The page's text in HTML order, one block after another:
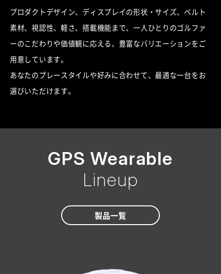
プロダクトデザイン、ディスプレイの形状・サイズ、ベルト
素材、視認性、軽さ、搭載機能まで、一人ひとりのゴルファ
ーのこだわりや価値観に応える、豊富なバリエーションをご
用意しています。
あなたのプレースタイルや好みに合わせて、最適な一台をお
選びいただけます。
GPS Wearable
Lineup
製品一覧